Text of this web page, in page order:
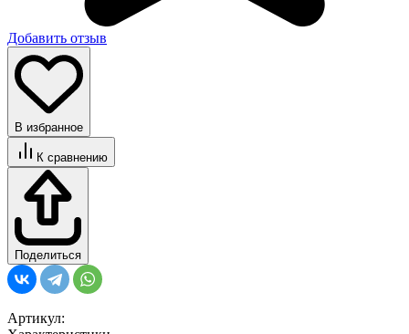
Добавить отзыв
В избранное
К сравнению
Поделиться
Артикул: